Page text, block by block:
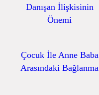
Danışan İlişkisinin
Önemi
Çocuk İle Anne Baba
Arasındaki Bağlanma